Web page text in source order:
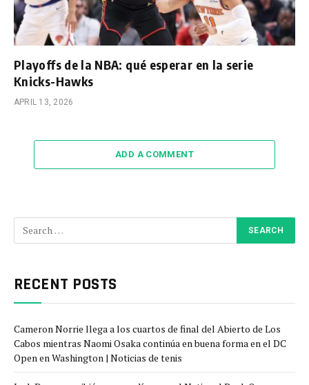
Playoffs de la NBA: qué esperar en la serie
Knicks-Hawks
APRIL 13, 2026
ADD A COMMENT
RECENT POSTS
Cameron Norrie llega a los cuartos de final del Abierto de Los
Cabos mientras Naomi Osaka continúa en buena forma en el DC
Open en Washington | Noticias de tenis